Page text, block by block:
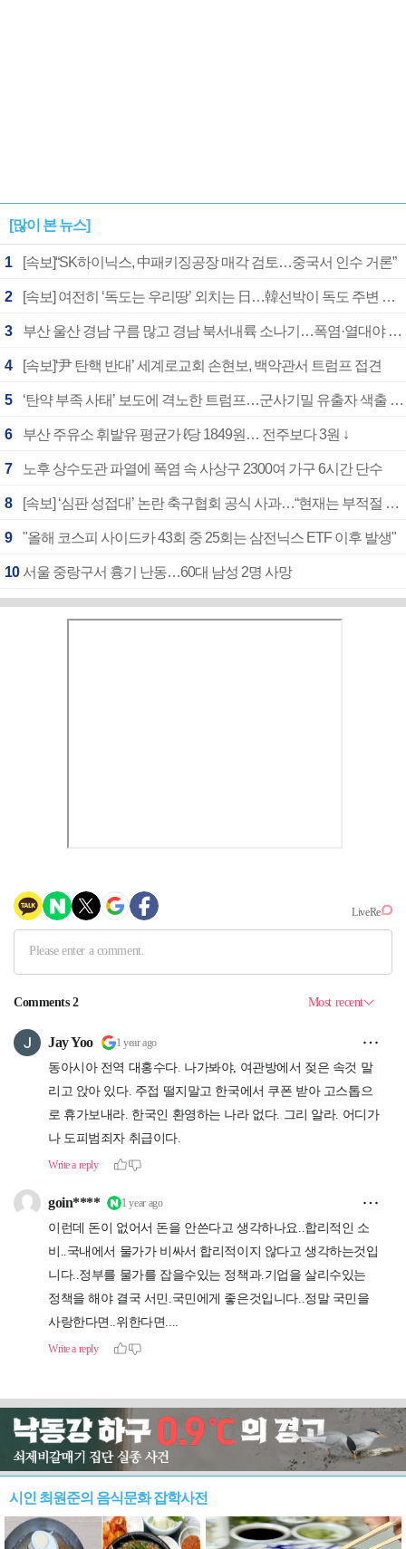
[많이 본 뉴스]
1 [속보]“SK하이닉스, 中패키징공장 매각 검토…중국서 인수 거론”
2 [속보] 여전히 ‘독도는 우리땅’ 외치는 日…韓선박이 독도 주변 해양조사 활동하자 반발
3 부산 울산 경남 구름 많고 경남 북서내륙 소나기…폭염·열대야 계속
4 [속보]‘尹 탄핵 반대’ 세계로교회 손현보, 백악관서 트럼프 접견
5 ‘탄약 부족 사태’ 보도에 격노한 트럼프…군사기밀 유출자 색출 지시
6 부산 주유소 휘발유 평균가 ℓ당 1849원… 전주보다 3원 ↓
7 노후 상수도관 파열에 폭염 속 사상구 2300여 가구 6시간 단수
8 [속보] ‘심판 성접대’ 논란 축구협회 공식 사과…“현재는 부적절 행위 없어”
9 "올해 코스피 사이드카 43회 중 25회는 삼전닉스 ETF 이후 발생"
10 서울 중랑구서 흉기 난동…60대 남성 2명 사망
시인 최원준의 음식문화 잡학사전